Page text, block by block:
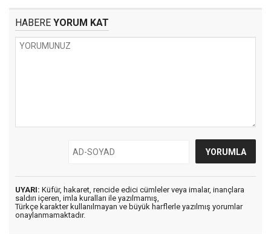
HABERE YORUM KAT
UYARI: Küfür, hakaret, rencide edici cümleler veya imalar, inançlara
saldırı içeren, imla kuralları ile yazılmamış,
Türkçe karakter kullanılmayan ve büyük harflerle yazılmış yorumlar
onaylanmamaktadır.